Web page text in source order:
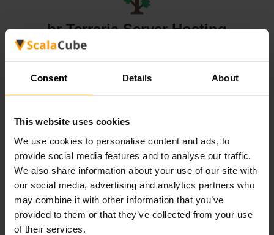
Consent Details About
This website uses cookies
We use cookies to personalise content and ads, to
provide social media features and to analyse our traffic.
We also share information about your use of our site with
our social media, advertising and analytics partners who
may combine it with other information that you’ve
provided to them or that they’ve collected from your use
of their services.
br Terraria Server Hosting
br Valheim Server Hosting
All Games